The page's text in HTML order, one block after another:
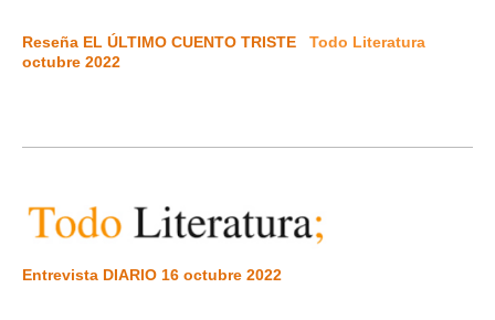
Reseña EL ÚLTIMO CUENTO TRISTE
Todo Literatura
octubre 2022
Entrevista DIARIO 16 octubre 2022